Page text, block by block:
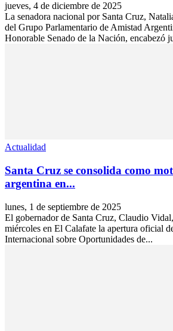
jueves, 4 de diciembre de 2025
La senadora nacional por Santa Cruz,
del Grupo Parlamentario de Amistad
Honorable Senado de la Nación, encabezó
Actualidad
Santa Cruz se consolida como
argentina en...
lunes, 1 de septiembre de 2025
El gobernador de Santa Cruz, Claudio
miércoles en El Calafate la apertura oficial
Internacional sobre Oportunidades de...